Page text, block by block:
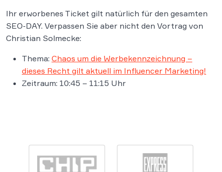
Ihr erworbenes Ticket gilt natürlich für den gesamten
SEO-DAY. Verpassen Sie aber nicht den Vortrag von
Christian Solmecke:
Thema: Chaos um die Werbekennzeichnung –
dieses Recht gilt aktuell im Influencer Marketing!
Zeitraum: 10:45 – 11:15 Uhr